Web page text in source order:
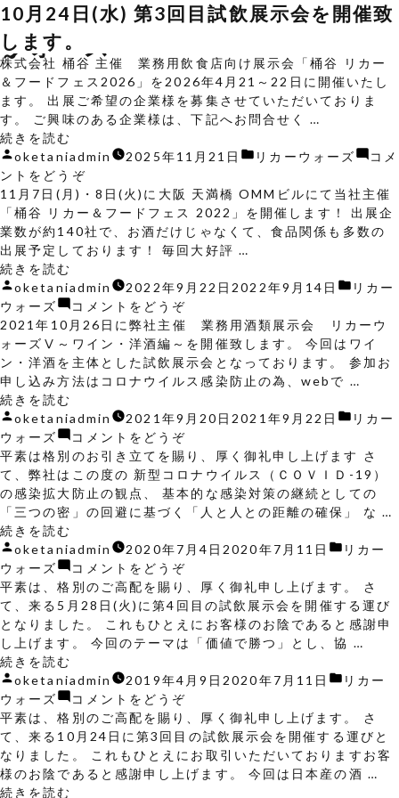
カテゴリーアーカイブ:リカー
ウォーズ
【出展企業募集】桶谷 リカー＆フードフ
ェス2026
株式会社 桶谷 主催 業務用飲食店向け展示会「桶谷 リカー
＆フードフェス2026」を2026年4月21～22日に開催いたし
ます。 出展ご希望の企業様を募集させていただいておりま
す。 ご興味のある企業様は、下記へお問合せく …
“【出
展
企
業
募
集】
桶
谷
リ
カ
ー
＆
フ
ー
ド
フ
ェ
ス
2026”
の
続きを読む
投
稿
者:
oketaniadmin 2025年11月21日
カ
ゴ
リ
ー:
リカーウォーズ
コメ
ントをどうぞ(【出
展
企
業
募
桶
谷
リ
カ
ー
＆
ー
ド
フ
ェ
ス
2026)
【当社主催展示会】11月7日・8日 桶谷 リ
カー＆フードフェス 2022
11月7日(月)・8日(火)に大阪 天満橋 OMMビルにて当社主催
「桶谷 リカー＆フードフェス 2022」を開催します！ 出展企
業数が約140社で、お酒だけじゃなくて、食品関係も多数の
出展予定しております！ 毎回大好評 …
“【当
社
主
催
展
示
会】
11
月
7
日・
8
日
桶
谷
リ
カ
ー
＆
フ
ー
ド
フ
ェ
ス
2022”
の
続きを読む
投
稿
者:
oketaniadmin 2022年9月22日 2022年9月14日
カ
ゴ
リ
ー:
リカー
ウォーズ
コメントをどうぞ
主
催
展
会】
月
7
日・
8
桶
カ
ー
＆
ー
ェ
ス
2022)
示会 リカーウォーズⅤ～ワイン・洋酒編
～
2021年10月26日に弊社主催 業務用酒類展示会 リカーウ
ォーズⅤ～ワイン・洋酒編～を開催致します。 今回はワイ
ン・洋酒を主体とした試飲展示会となっております。 参加お
申し込み方法はコロナウイルス感染防止の為、webで …
“【展
示
会】
10
月
26
日
㈱
桶
谷
業
務
用
酒
類
展
示
会
リ
カ
ー
ウ
続きを読む
投
稿
者:
oketaniadmin 2021年9月20日 2021年9月22日
カ
ゴ
リ
ー:
リカー
ウォーズ
コメントをどうぞ
示
会】
10
月
日
谷
業
務
酒
示
会
リ
リカーウォーズ エピソードV 開催中止の
お知らせ
平素は格別のお引き立てを賜り、厚く御礼申し上げます さ
て、弊社はこの度の 新型コロナウイルス（ＣＯＶＩＤ-19）
の感染拡大防止の観点、 基本的な感染対策の継続としての
「三つの密」の回避に基づく「人と人との距離の確保」 な …
“リ
カ
ー
ウ
ォ
ー
ズ
エ
ピ
ソ
ー
ド
V
開
催
続きを読む
投
稿
者:
oketaniadmin 2020年7月4日 2020年7月11日
カ
リ
ー:
リカー
ウォーズ
コメントをどうぞ
ー
ウ
ォ
ズ
ソ
ー
ド
5月28日(火) 第4回目試飲展示会を開催致
します。
平素は、格別のご高配を賜り、厚く御礼申し上げます。 さ
て、来る5月28日(火)に第4回目の試飲展示会を開催する運び
となりました。 これもひとえにお客様のお陰であると感謝申
し上げます。 今回のテーマは「価値で勝つ」とし、協 …
“5
月
28
日
(火)
第
4
回
続きを読む
投
稿
者:
oketaniadmin 2019年4月9日 2020年7月11日
カ
リ
ー:
リカー
ウォーズ
コメントをどうぞ
28
日
(火)
10月24日(水) 第3回目試飲展示会を開催致
します。
平素は、格別のご高配を賜り、厚く御礼申し上げます。 さ
て、来る10月24日に第3回目の試飲展示会を開催する運びと
なりました。 これもひとえにお取引いただいておりますお客
様のお陰であると感謝申し上げます。 今回は日本産の酒 …
“10
続きを読む